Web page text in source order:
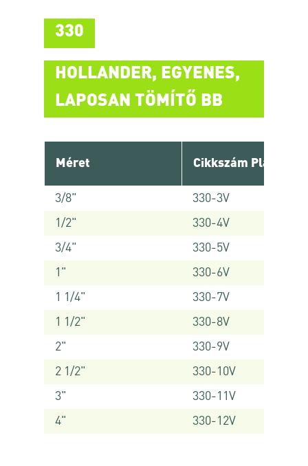
330
HOLLANDER, EGYENES,
LAPOSAN TÖMÍTŐ BB
Méret Cikkszám Platinum
3/8"
330-3V
1/2"
330-4V
3/4"
330-5V
1"
330-6V
1 1/4"
330-7V
1 1/2"
330-8V
2"
330-9V
2 1/2"
330-10V
3"
330-11V
4"
330-12V